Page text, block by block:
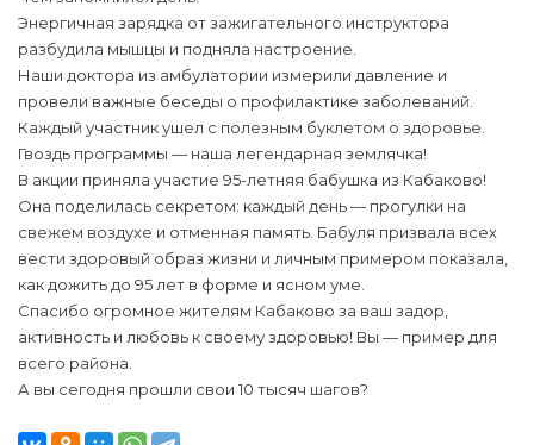
Энергичная зарядка от зажигательного инструктора
разбудила мышцы и подняла настроение.
Наши доктора из амбулатории измерили давление и
провели важные беседы о профилактике заболеваний.
Каждый участник ушел с полезным буклетом о здоровье.
Гвоздь программы — наша легендарная землячка!
В акции приняла участие 95-летняя бабушка из Кабаково!
Она поделилась секретом: каждый день — прогулки на
свежем воздухе и отменная память. Бабуля призвала всех
вести здоровый образ жизни и личным примером показала,
как дожить до 95 лет в форме и ясном уме.
Спасибо огромное жителям Кабаково за ваш задор,
активность и любовь к своему здоровью! Вы — пример для
всего района.
А вы сегодня прошли свои 10 тысяч шагов?